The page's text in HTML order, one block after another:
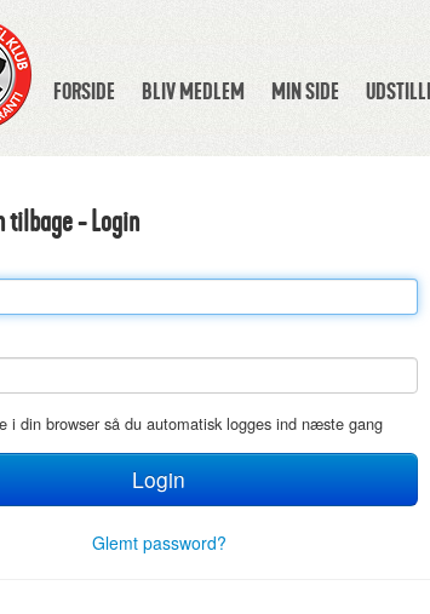
FORSIDE BLIV MEDLEM MIN SIDE
tilbage - Login
i din browser så du automatisk logges ind næste gang
Glemt password?